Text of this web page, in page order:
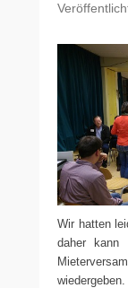
Wir hatten
daher
wiedergeben.